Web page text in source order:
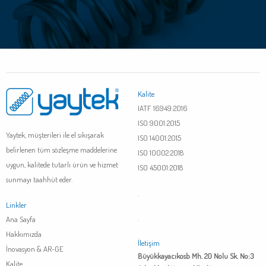
Yaytek, müşterileri ile el sıkışarak
belirlenen tüm sözleşme maddelerine
uygun, kalitede tutarlı ürün ve hizmet
sunmayı taahhüt eder.
Linkler
Ana Sayfa
Hakkımızda
İnovasyon & AR-GE
Kalite
Kalite
IATF 16949:2016
ISO 9001:2015
ISO 14001:2015
ISO 10002:2018
ISO 45001:2018
İletişim
Büyükkayacıkosb Mh. 20 Nolu Sk. No:3